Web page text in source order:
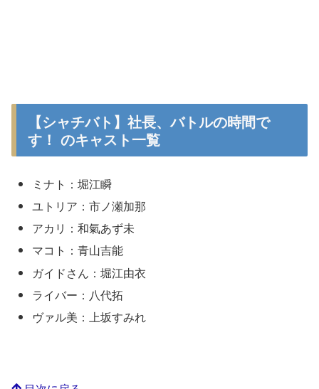
【シャチバト】社長、バトルの時間で
す！ のキャスト一覧
ミナト：堀江瞬
ユトリア：市ノ瀬加那
アカリ：和氣あず未
マコト：青山吉能
ガイドさん：堀江由衣
ライバー：八代拓
ヴァル美：上坂すみれ